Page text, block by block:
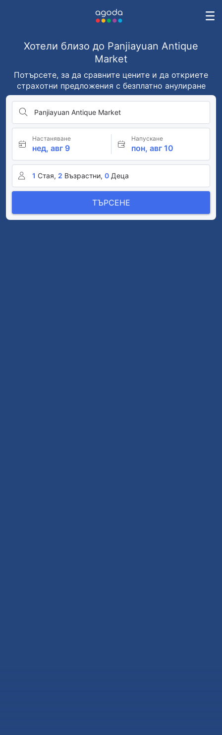
Хотели близо до Panjiayuan Antique
Market
Потърсете, за да сравните цените и да откриете
страхотни предложения с безплатно анулиране
Panjiayuan Antique Market
Настаняване
нед, авг 9
Напускане
пон, авг 10
1 Стая, 2 Възрастни, 0 Деца
ТЪРСЕНЕ